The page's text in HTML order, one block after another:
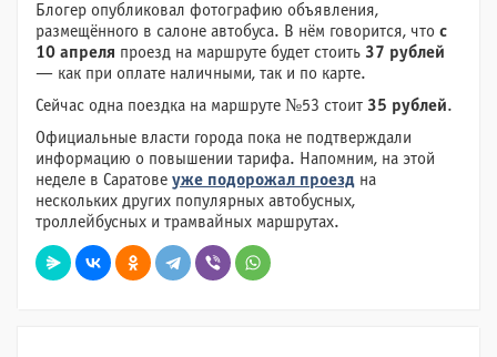
Блогер опубликовал фотографию объявления,
размещённого в салоне автобуса. В нём говорится, что с
10 апреля проезд на маршруте будет стоить 37 рублей
— как при оплате наличными, так и по карте.
Сейчас одна поездка на маршруте №53 стоит 35 рублей.
Официальные власти города пока не подтверждали
информацию о повышении тарифа. Напомним, на этой
неделе в Саратове уже подорожал проезд на
нескольких других популярных автобусных,
троллейбусных и трамвайных маршрутах.